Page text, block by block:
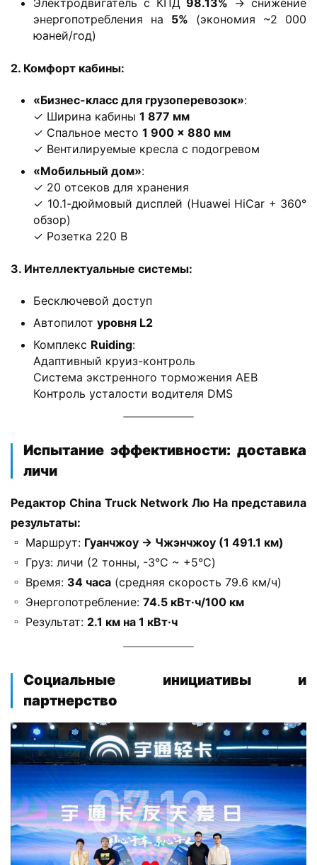
з
й
м
м
а
т
о
м
о
б
登录 注册
Электродвигатель с КПД ​​98.13%​ ​ → снижение
энергопотребления на ​ ​5%​ ​ (экономия ~2 000
юаней/год)
​2. Комфорт кабины:​
​«Бизнес-класс для грузоперевозок»​​:
✓ Ширина кабины ​ ​1 877 мм​
✓ Спальное место ​ ​1 900 × 880 мм​
✓ Вентилируемые кресла с подогревом
​«Мобильный дом»​​:
✓ 20 отсеков для хранения
✓ 10.1-дюймовый дисплей (Huawei HiCar + 360°
обзор)
✓ Розетка 220 В
​3. Интеллектуальные системы:​
Бесключевой доступ
Автопилот ​ ​уровня L2​
Комплекс ​ ​Ruiding​​:
Адаптивный круиз-контроль
Система экстренного торможения AEB
Контроль усталости водителя DMS
​Испытание эффективности: доставка
личи​
​Редактор China Truck Network Лю На представила
результаты:​
▫️ Маршрут: ​ ​Гуанчжоу → Чжэнчжоу (1 491.1 км)​
▫️ Груз: личи (2 тонны, -3°C ~ +5°C)
▫️ Время: ​ ​34 часа​ ​ (средняя скорость 79.6 км/ч)
▫️ Энергопотребление: ​ ​74.5 кВт·ч/100 км​
▫️ Результат: ​ ​2.1 км на 1 кВт·ч​
​Социальные инициативы и
партнерство​